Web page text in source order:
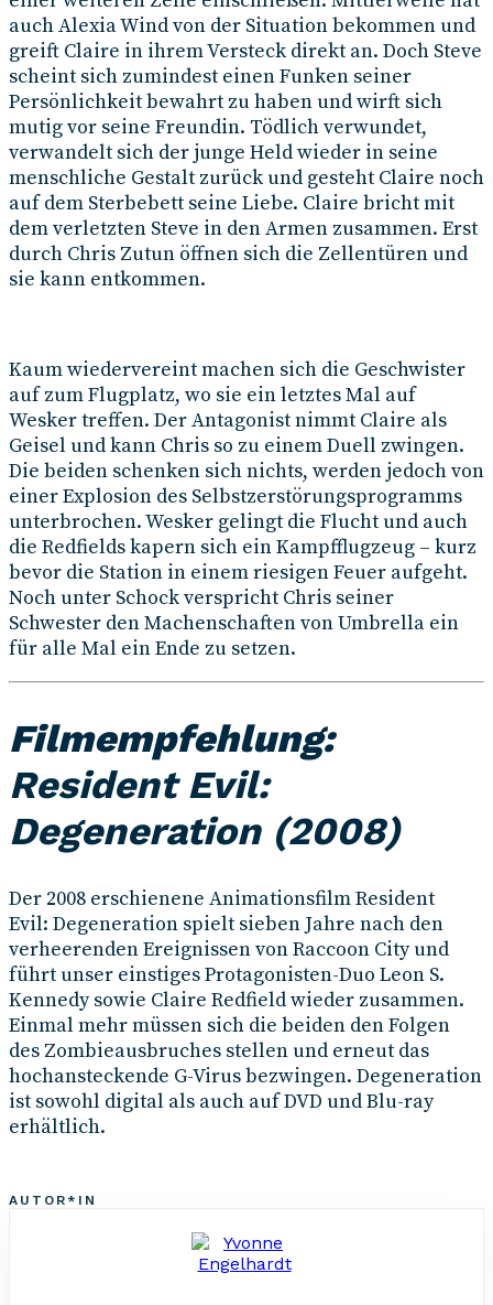
auch Alexia Wind von der Situation bekommen und
greift Claire in ihrem Versteck direkt an. Doch Steve
scheint sich zumindest einen Funken seiner
Persönlichkeit bewahrt zu haben und wirft sich
mutig vor seine Freundin. Tödlich verwundet,
verwandelt sich der junge Held wieder in seine
menschliche Gestalt zurück und gesteht Claire noch
auf dem Sterbebett seine Liebe. Claire bricht mit
dem verletzten Steve in den Armen zusammen. Erst
durch Chris Zutun öffnen sich die Zellentüren und
sie kann entkommen.
Kaum wiedervereint machen sich die Geschwister
auf zum Flugplatz, wo sie ein letztes Mal auf
Wesker treffen. Der Antagonist nimmt Claire als
Geisel und kann Chris so zu einem Duell zwingen.
Die beiden schenken sich nichts, werden jedoch von
einer Explosion des Selbstzerstörungsprogramms
unterbrochen. Wesker gelingt die Flucht und auch
die Redfields kapern sich ein Kampfflugzeug – kurz
bevor die Station in einem riesigen Feuer aufgeht.
Noch unter Schock verspricht Chris seiner
Schwester den Machenschaften von Umbrella ein
für alle Mal ein Ende zu setzen.
Filmempfehlung:
Resident Evil:
Degeneration (2008)
Der 2008 erschienene Animationsfilm Resident
Evil: Degeneration spielt sieben Jahre nach den
verheerenden Ereignissen von Raccoon City und
führt unser einstiges Protagonisten-Duo Leon S.
Kennedy sowie Claire Redfield wieder zusammen.
Einmal mehr müssen sich die beiden den Folgen
des Zombieausbruches stellen und erneut das
hochansteckende G-Virus bezwingen. Degeneration
ist sowohl digital als auch auf DVD und Blu-ray
erhältlich.
AUTOR*IN